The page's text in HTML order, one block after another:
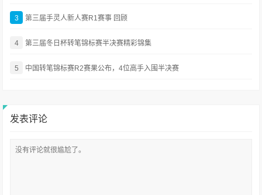
3 第三届手灵人新人赛R1赛事 回顾
4 第三届冬日杯转笔锦标赛半决赛精彩锦集
5 中国转笔锦标赛R2赛果公布，4位高手入围半决赛
发表评论